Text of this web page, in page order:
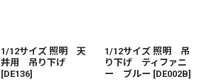
1/12サイズ 照明 天
井用 吊り下げ
[DE136]
1/12サイズ 照明 吊
り下げ ティファニ
ー ブルー [DE002B]